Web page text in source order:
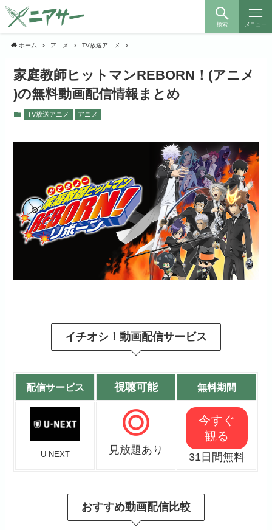
検索 メニュー
ホーム アニメ TV放送アニメ
家庭教師ヒットマンREBORN！(アニメ
)の無料動画配信情報まとめ
TV放送アニメ アニメ
イチオシ！動画配信サービス
配信サービス 視聴可能 無料期間
U-NEXT 見放題あり
今すぐ
観る
31日間無料
おすすめ動画配信比較